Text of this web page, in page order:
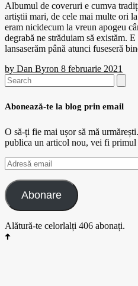
Albumul de coveruri e cumva
artiștii mari, de cele mai multe ori
eram nicidecum la vreun apogeu
degrabă ne străduiam să existăm.
lansaserăm până atunci fuseseră
by Dan Byron 8 februarie 2021
Search
for:
Abonează-te la blog prin email
O să-ți fie mai ușor să mă
publica un articol nou, vei fi primul
Adresă
email
Abonare
Alătură-te celorlalți 406 abonați.